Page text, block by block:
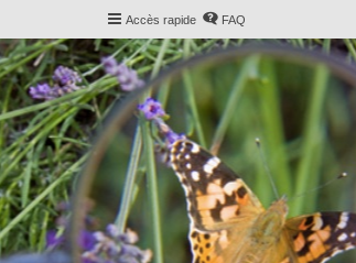
Accès rapide FAQ